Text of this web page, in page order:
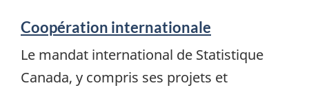
Coopération internationale
Le mandat international de Statistique
Canada, y compris ses projets et